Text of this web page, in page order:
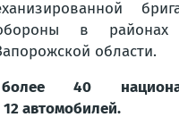
в
области.
40
автомобилей.